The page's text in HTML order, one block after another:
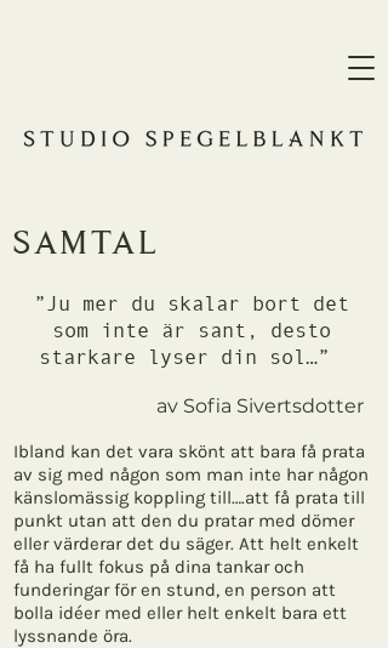
samtal
”Ju mer du skalar bort det
som inte är sant, desto
starkare lyser din sol…”
av Sofia Sivertsdotter
Ibland kan det vara skönt att bara få prata
av sig med någon som man inte har någon
känslomässig koppling till….att få prata till
punkt utan att den du pratar med dömer
eller värderar det du säger. Att helt enkelt
få ha fullt fokus på dina tankar och
funderingar för en stund, en person att
bolla idéer med eller helt enkelt bara ett
lyssnande öra.